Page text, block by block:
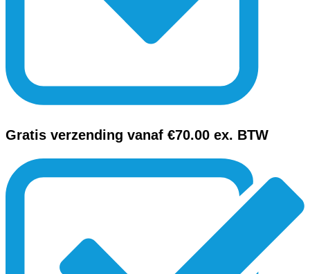
Gratis verzending vanaf €70.00 ex. BTW